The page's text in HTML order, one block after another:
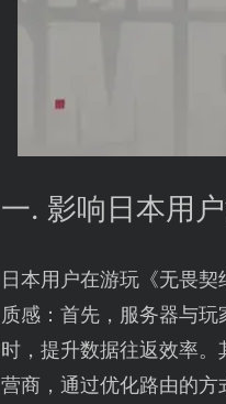
一. 影响日本用
日本用户在游玩《无畏
质感：首先，服务器与
时，提升数据往返效率
营商，通过优化路由的